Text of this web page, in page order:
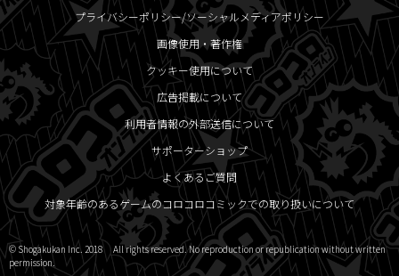
プライバシーポリシー/ソーシャルメディアポリシー
画像使用・著作権
クッキー使用について
広告掲載について
利用者情報の外部送信について
サポーターショップ
よくあるご質問
対象年齢のあるゲームのコロコロコミックでの取り扱いについて
© Shogakukan Inc. 2018 All rights reserved. No reproduction or republication without written
permission.